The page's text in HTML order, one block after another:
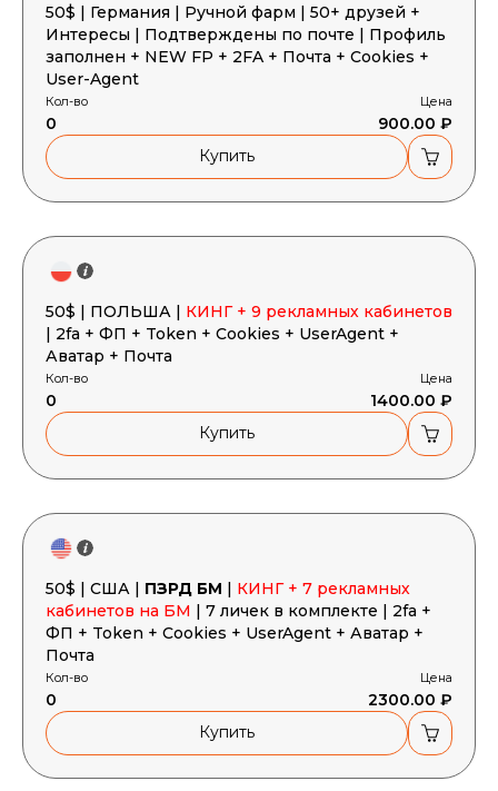
50$ | Германия | Ручной фарм | 50+ друзей +
Интересы | Подтверждены по почте | Профиль
заполнен + NEW FP + 2FA + Почта + Cookies +
User-Agent
Кол-во
0
Цена
900.00 ₽
Купить
50$ | ПОЛЬША | КИНГ + 9 рекламных кабинетов
| 2fa + ФП + Token + Cookies + UserAgent +
Аватар + Почта
Кол-во
0
Цена
1400.00 ₽
Купить
50$ | США | ПЗРД БМ | КИНГ + 7 рекламных
кабинетов на БМ | 7 личек в комплекте | 2fa +
ФП + Token + Cookies + UserAgent + Аватар +
Почта
Кол-во
0
Цена
2300.00 ₽
Купить